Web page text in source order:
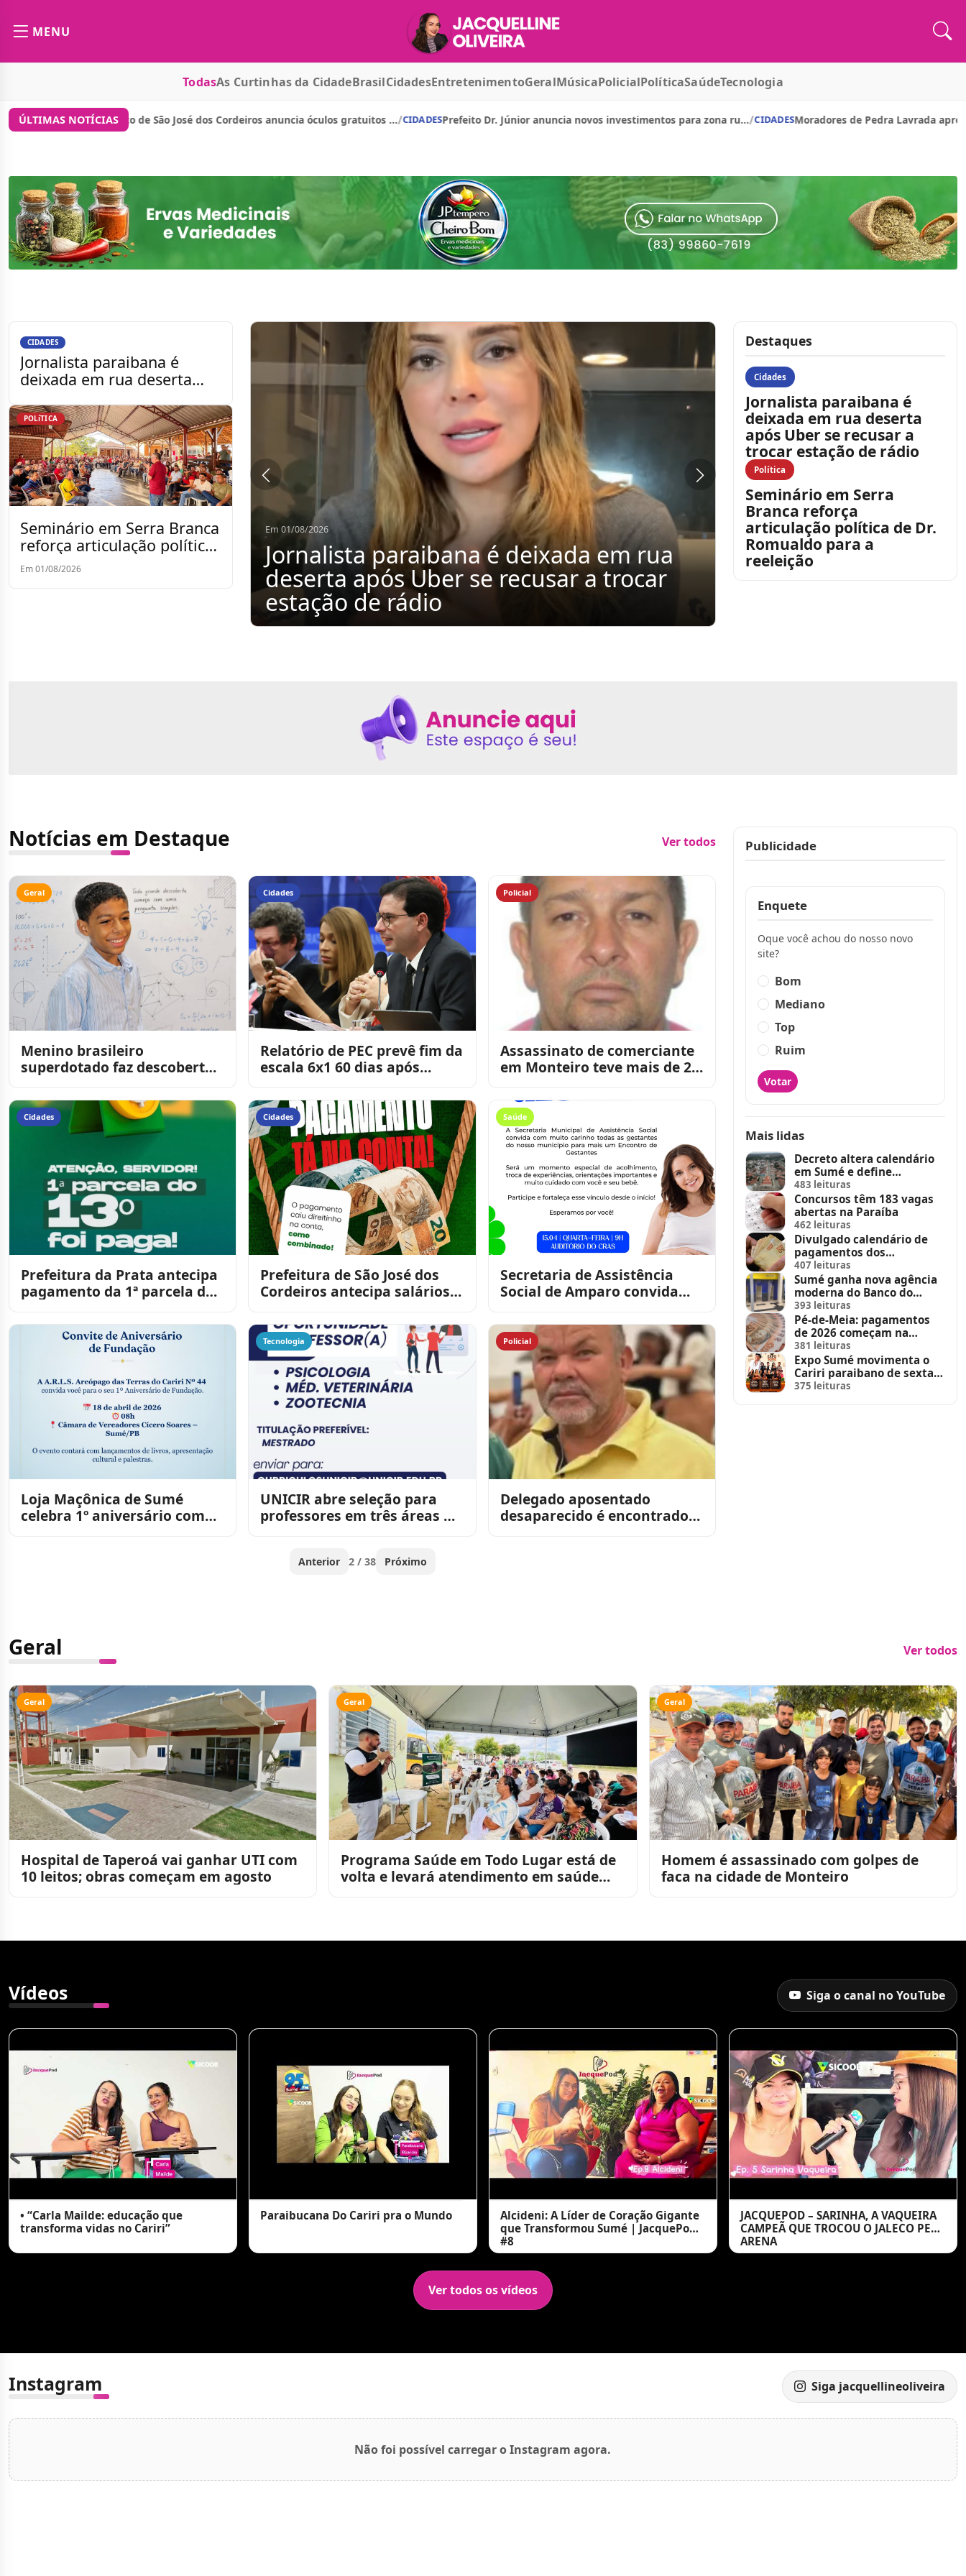
MENU
TodasAs Curtinhas da CidadeBrasilCidadesEntretenimentoGeralMúsicaPolicialPolíticaSaúdeTecnologia
ÚLTIMAS NOTÍCIAS
Júnior anuncia novos investimentos para zona ru.../CIDADESMoradores de Pedra Lavrada apresentam demandas durante plená.../CIDADESPagamento de julho dos servidores da Paraíba será
CIDADES
Jornalista paraibana é
deixada em rua deserta
trocar estação de rád
POLíTICA
Seminário em Serra Branca
reforça articulação política
de Dr. Romualdo para a
Em 01/08/2026
Em 01/08/2026
Jornalista paraibana é deixada em rua
deserta após Uber se recusar a trocar
estação de rádio
Em 01/08/2026
Vereadores representam a
Sumé em assinatura de
construção do Portal de
município
Destaques
Cidades
Jornalista paraibana é
deixada em rua deserta
após Uber se recusar a
trocar estação de rádio
Política
Seminário em Serra
Branca reforça
articulação política de Dr.
Romualdo para a
reeleição
Notícias em Destaque Ver todos
Geral
Menino brasileiro
superdotado faz descoberta
apresentada na Bienal
Cidades
Relatório de PEC prevê fim da
escala 6x1 60 dias após
Policial
Assassinato de comerciante
em Monteiro teve mais de 20
câmera da residên
Cidades
Prefeitura da Prata antecipa
pagamento da 1ª parcela do
Cidades
Prefeitura de São José dos
Cordeiros antecipa salários e
local ante
Saúde
Secretaria de Assistência
Social de Amparo convida
especial no CRAS
Loja Maçônica de Sumé
celebra 1º aniversário com
Tecnologia
UNICIR abre seleção para
professores em três áreas no
Policial
Delegado aposentado
desaparecido é encontrado
Anterior 2 / 38 Próximo
Publicidade
Enquete
Oque você achou do nosso novo
site?
Bom
Mediano
Top
Ruim
Votar
Mais lidas
Decreto altera calendário
em Sumé e define
suspensão de feira de
animais e feriados
483 leituras
Concursos têm 183 vagas
abertas na Paraíba
462 leituras
Divulgado calendário de
pagamentos dos
servidores do Estado
407 leituras
Sumé ganha nova agência
moderna do Banco do
Brasil no Sumé Shopping
393 leituras
Pé-de-Meia: pagamentos
de 2026 começam na
segunda-feira (23)
381 leituras
Expo Sumé movimenta o
Cariri paraibano de sexta
até domingo
375 leituras
Geral Ver todos
Geral
Hospital de Taperoá vai ganhar UTI com
10 leitos; obras começam em agosto
Geral
Programa Saúde em Todo Lugar está de
volta e levará atendimento em saúde
Geral
Homem é assassinado com golpes de
faca na cidade de Monteiro
Vídeos Siga o canal no YouTube
• “Carla Mailde: educação que
transforma vidas no Cariri”
Paraibucana Do Cariri pra o Mundo
Alcideni: A Líder de Coração Gigante
que Transformou Sumé | JacquePod
#8
JACQUEPOD – SARINHA, A VAQUEIRA
CAMPEÃ QUE TROCOU O JALECO PELA
ARENA
Ver todos os vídeos
Instagram Siga jacquellineoliveira
Não foi possível carregar o Instagram agora.